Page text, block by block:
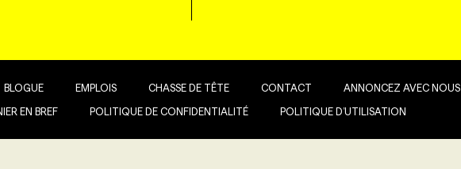
BLOGUE EMPLOIS CHASSE DE TÊTE CONTACT ANNONCEZ AVEC NOUS
EN BREF POLITIQUE DE CONFIDENTIALITÉ POLITIQUE D’UTILISATION